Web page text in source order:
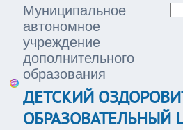
Муниципальное
автономное
учреждение
дополнительного
образования
ДЕТСКИЙ
ОБРАЗОВАТЕЛЬНЫЙ